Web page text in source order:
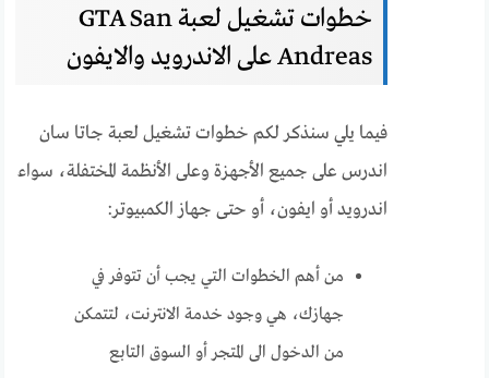
خطوات تشغيل لعبة GTA San
Andreas على الاندرويد والايفون
فيما يلي سنذكر لكم خطوات تشغيل لعبة جاتا سان
اندرس على جميع الأجهزة وعلى الأنظمة المختفلة، سواء
اندرويد أو ايفون، أو حتى جهاز الكمبيوتر:
من أهم الخطوات التي يجب أن تتوفر في
جهازك، هي وجود خدمة الانترنت، لتتمكن
من الدخول الى المتجر أو السوق التابع